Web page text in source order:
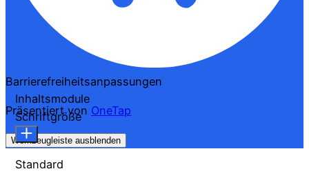
Barrierefreiheitsanpassungen
Präsentiert von OneTap
Werkzeugleiste ausblenden
Inhaltsmodule
Schriftgröße
Standard